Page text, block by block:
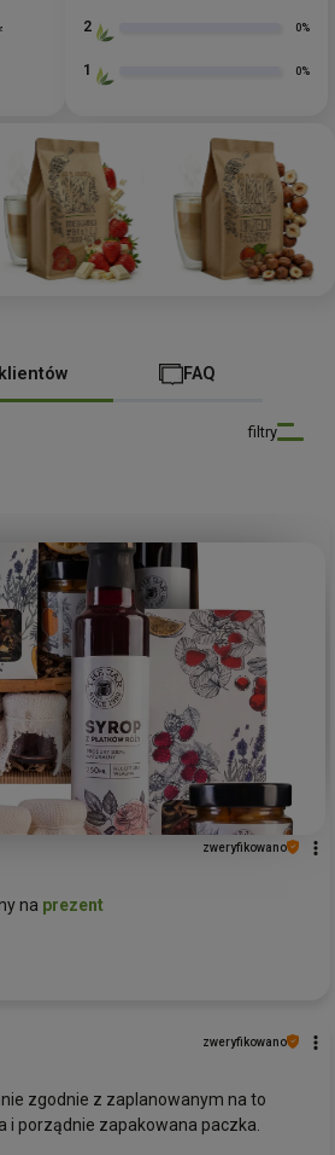
2 0%
1 0%
FAQ
filtry
zweryfikowano
na prezent
zweryfikowano
zgodnie z zaplanowanym na to
i porządnie zapakowana paczka.